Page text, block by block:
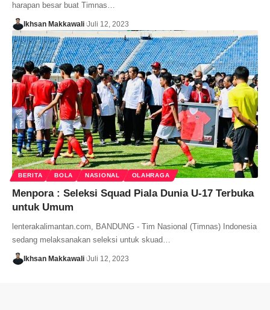
harapan besar buat Timnas…
Ikhsan Makkawali Juli 12, 2023
BERITA BOLA NASIONAL OLAHRAGA
Menpora : Seleksi Squad Piala Dunia U-17 Terbuka
untuk Umum
lenterakalimantan.com, BANDUNG - Tim Nasional (Timnas) Indonesia
sedang melaksanakan seleksi untuk skuad…
Ikhsan Makkawali Juli 12, 2023